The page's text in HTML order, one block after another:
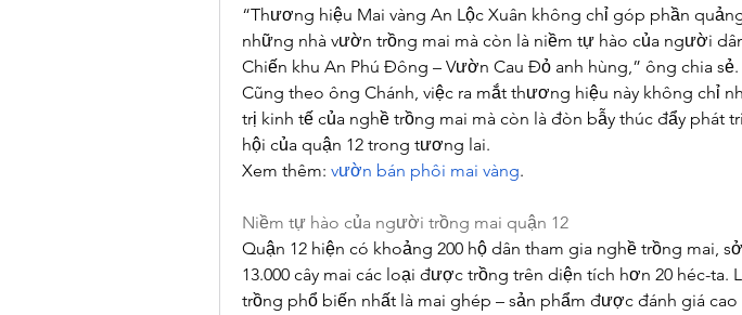
“Thương hiệu Mai vàng An Lộc Xuân không chỉ góp phần
những nhà vườn trồng mai mà còn là niềm tự hào của người
Chiến khu An Phú Đông – Vườn Cau Đỏ anh hùng,” ông chia sẻ.
Cũng theo ông Chánh, việc ra mắt thương hiệu này không chỉ
trị kinh tế của nghề trồng mai mà còn là đòn bẫy thúc đẩy phát
hội của quận 12 trong tương lai.
Xem thêm: vườn bán phôi mai vàng.
Niềm tự hào của người trồng mai quận 12
Quận 12 hiện có khoảng 200 hộ dân tham gia nghề trồng mai,
13.000 cây mai các loại được trồng trên diện tích hơn 20 héc-ta.
trồng phổ biến nhất là mai ghép – sản phẩm được đánh giá cao